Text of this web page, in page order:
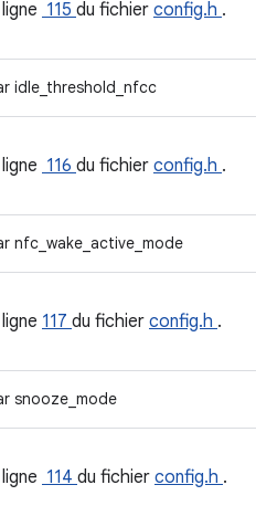
115 du fichier config.h .
idle_threshold_nfcc
116 du fichier config.h .
nfc_wake_active_mode
117 du fichier config.h .
snooze_mode
114 du fichier config.h .